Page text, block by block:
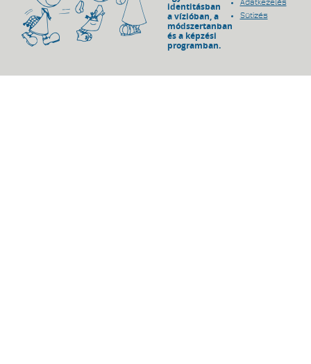
identitásban
a vízióban, a
módszertanban
és a képzési
programban.
Adatkezelés
Sütizés